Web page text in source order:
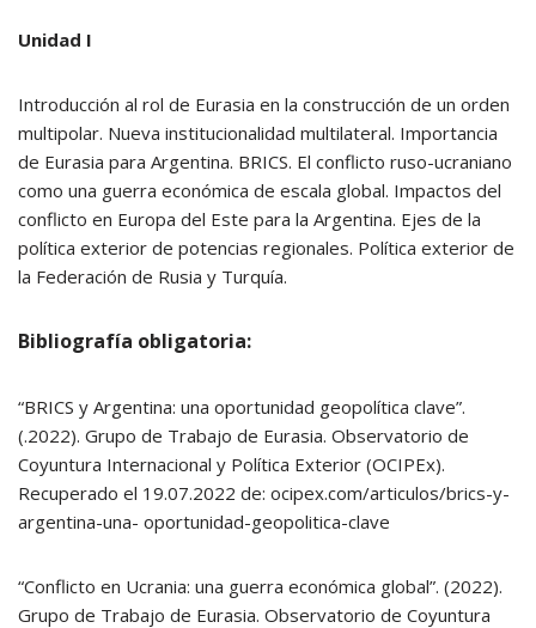
Unidad I
Introducción al rol de Eurasia en la construcción de un orden
multipolar. Nueva institucionalidad multilateral. Importancia
de Eurasia para Argentina. BRICS. El conflicto ruso-ucraniano
como una guerra económica de escala global. Impactos del
conflicto en Europa del Este para la Argentina. Ejes de la
política exterior de potencias regionales. Política exterior de
la Federación de Rusia y Turquía.
Bibliografía obligatoria:
“BRICS y Argentina: una oportunidad geopolítica clave”.
(.2022). Grupo de Trabajo de Eurasia. Observatorio de
Coyuntura Internacional y Política Exterior (OCIPEx).
Recuperado el 19.07.2022 de: ocipex.com/articulos/brics-y-
argentina-una- oportunidad-geopolitica-clave
“Conflicto en Ucrania: una guerra económica global”. (2022).
Grupo de Trabajo de Eurasia. Observatorio de Coyuntura